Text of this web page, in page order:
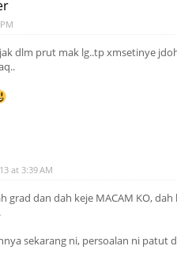
dlm prut mak lg..tp xmsetinye
at 3:39 AM
grad dan dah keje MACAM KO,
sekarang ni, persoalan ni patut